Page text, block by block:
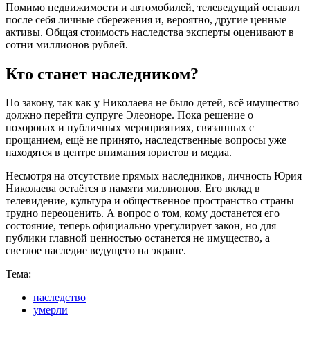
Помимо недвижимости и автомобилей, телеведущий оставил
после себя личные сбережения и, вероятно, другие ценные
активы. Общая стоимость наследства эксперты оценивают в
сотни миллионов рублей.
Кто станет наследником?
По закону, так как у Николаева не было детей, всё имущество
должно перейти супруге Элеоноре. Пока решение о
похоронах и публичных мероприятиях, связанных с
прощанием, ещё не принято, наследственные вопросы уже
находятся в центре внимания юристов и медиа.
Несмотря на отсутствие прямых наследников, личность Юрия
Николаева остаётся в памяти миллионов. Его вклад в
телевидение, культура и общественное пространство страны
трудно переоценить. А вопрос о том, кому достанется его
состояние, теперь официально урегулирует закон, но для
публики главной ценностью останется не имущество, а
светлое наследие ведущего на экране.
Тема:
наследство
умерли